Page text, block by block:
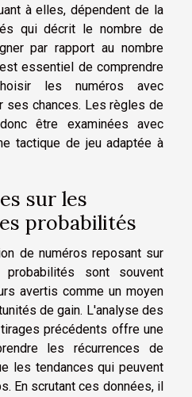
à elles, dépendent de la
qui décrit le nombre de
par rapport au nombre
essentiel de comprendre
les numéros avec
ses chances. Les règles de
être examinées avec
tactique de jeu adaptée à
sur les
probabilités
de numéros reposant sur
sont souvent
avertis comme un moyen
de gain. L'analyse des
précédents offre une
les récurrences de
les tendances qui peuvent
En scrutant ces données, il